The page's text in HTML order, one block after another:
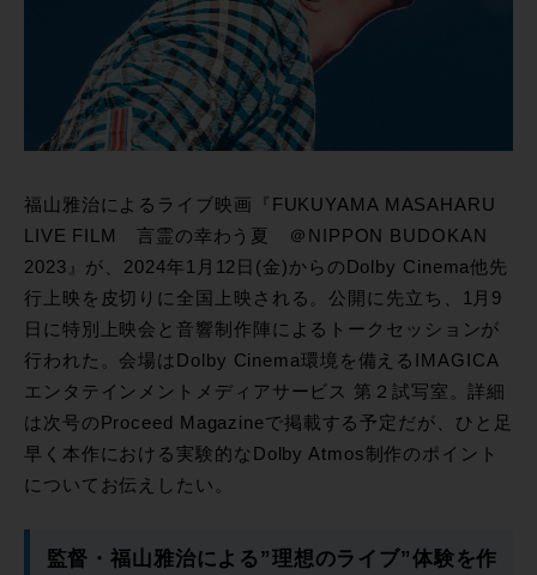
福山雅治によるライブ映画『FUKUYAMA MASAHARU
LIVE FILM 言霊の幸わう夏 ＠NIPPON BUDOKAN
2023』が、2024年1月12日(金)からのDolby Cinema他先
行上映を皮切りに全国上映される。公開に先立ち、1月9
日に特別上映会と音響制作陣によるトークセッションが
行われた。会場はDolby Cinema環境を備えるIMAGICA
エンタテインメントメディアサービス 第２試写室。詳細
は次号のProceed Magazineで掲載する予定だが、ひと足
早く本作における実験的なDolby Atmos制作のポイント
についてお伝えしたい。
監督・福山雅治による”理想のライブ”体験を作